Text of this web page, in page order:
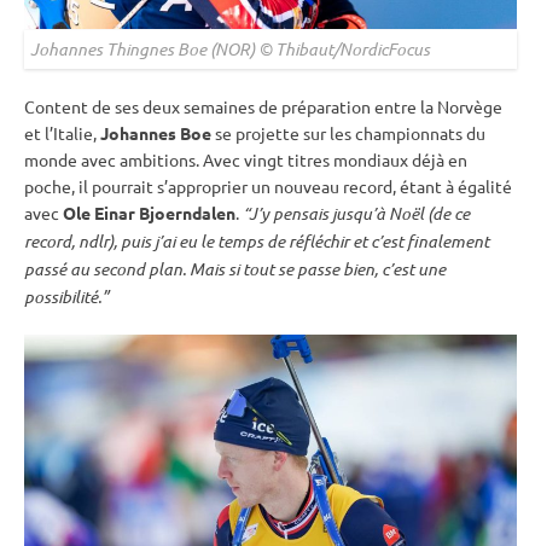
Johannes Thingnes Boe (NOR) © Thibaut/NordicFocus
Content de ses deux semaines de préparation entre la Norvège
et l’Italie, Johannes Boese projette sur leschampionnats du
monde avec ambitions. Avec vingt titres mondiaux déjà en
poche, il pourrait s’approprier un nouveau record, étant à égalité
avec Ole Einar Bjoerndalen “J’y pensais jusqu’à Noël (de ce
record, ndlr), puis j’ai eu le temps de réfléchir et c’est finalement
passé au second plan. Mais si tout se passe bien, c’est une
possibilité.”